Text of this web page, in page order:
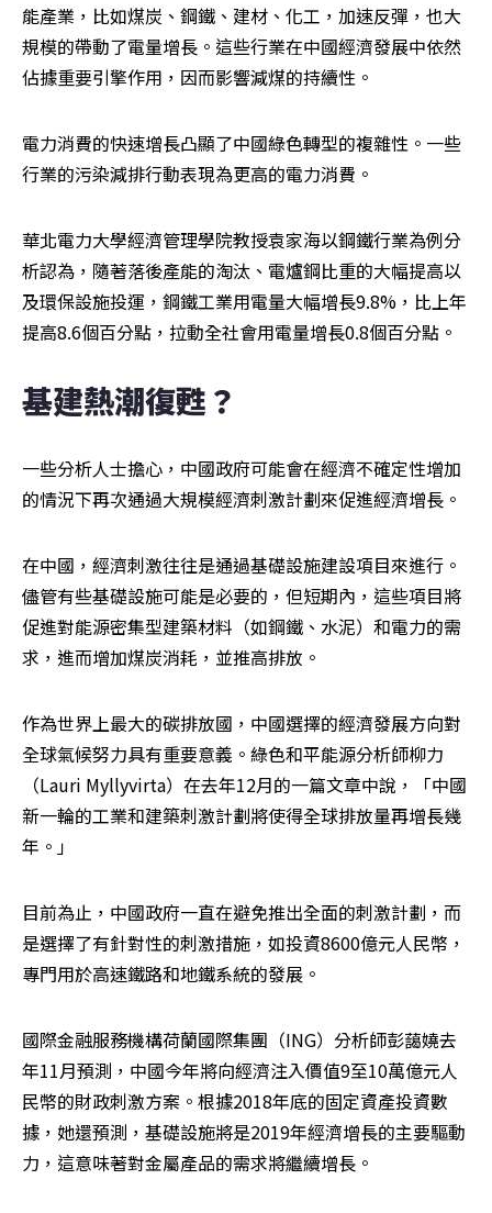
能產業，比如煤炭、鋼鐵、建材、化工，加速反彈，也大
規模的帶動了電量增長。這些行業在中國經濟發展中依然
佔據重要引擎作用，因而影響減煤的持續性。
電力消費的快速增長凸顯了中國綠色轉型的複雜性。一些
行業的污染減排行動表現為更高的電力消費。
華北電力大學經濟管理學院教授袁家海以鋼鐵行業為例分
析認為，隨著落後產能的淘汰、電爐鋼比重的大幅提高以
及環保設施投運，鋼鐵工業用電量大幅增長9.8%，比上年
提高8.6個百分點，拉動全社會用電量增長0.8個百分點。
基建熱潮復甦？
一些分析人士擔心，中國政府可能會在經濟不確定性增加
的情況下再次通過大規模經濟刺激計劃來促進經濟增長。
在中國，經濟刺激往往是通過基礎設施建設項目來進行。
儘管有些基礎設施可能是必要的，但短期內，這些項目將
促進對能源密集型建築材料（如鋼鐵、水泥）和電力的需
求，進而增加煤炭消耗，並推高排放。
作為世界上最大的碳排放國，中國選擇的經濟發展方向對
全球氣候努力具有重要意義。綠色和平能源分析師柳力
（Lauri Myllyvirta）在去年12月的一篇文章中說，「中國
新一輪的工業和建築刺激計劃將使得全球排放量再增長幾
年。」
目前為止，中國政府一直在避免推出全面的刺激計劃，而
是選擇了有針對性的刺激措施，如投資8600億元人民幣，
專門用於高速鐵路和地鐵系統的發展。
國際金融服務機構荷蘭國際集團（ING）分析師彭藹嬈去
年11月預測，中國今年將向經濟注入價值9至10萬億元人
民幣的財政刺激方案。根據2018年底的固定資產投資數
據，她還預測，基礎設施將是2019年經濟增長的主要驅動
力，這意味著對金屬產品的需求將繼續增長。